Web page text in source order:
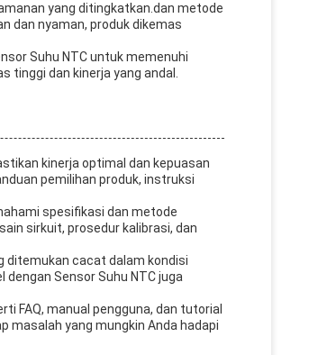
yang ditingkatkan.dan metode
dan nyaman, produk dikemas
Suhu NTC untuk memenuhi
dan kinerja yang andal.
kinerja optimal dan kepuasan
pemilihan produk, instruksi
spesifikasi dan metode
sirkuit, prosedur kalibrasi, dan
ditemukan cacat dalam kondisi
Sensor Suhu NTC juga
FAQ, manual pengguna, dan tutorial
yang mungkin Anda hadapi